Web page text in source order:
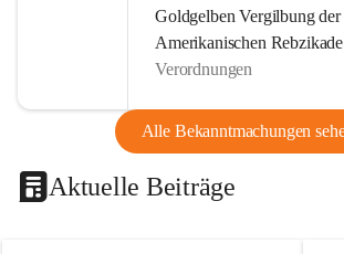
Goldgelben Vergilbung der
Amerikanischen Rebzikade
Verordnungen
Alle Bekanntmachungen
Aktuelle Beiträge